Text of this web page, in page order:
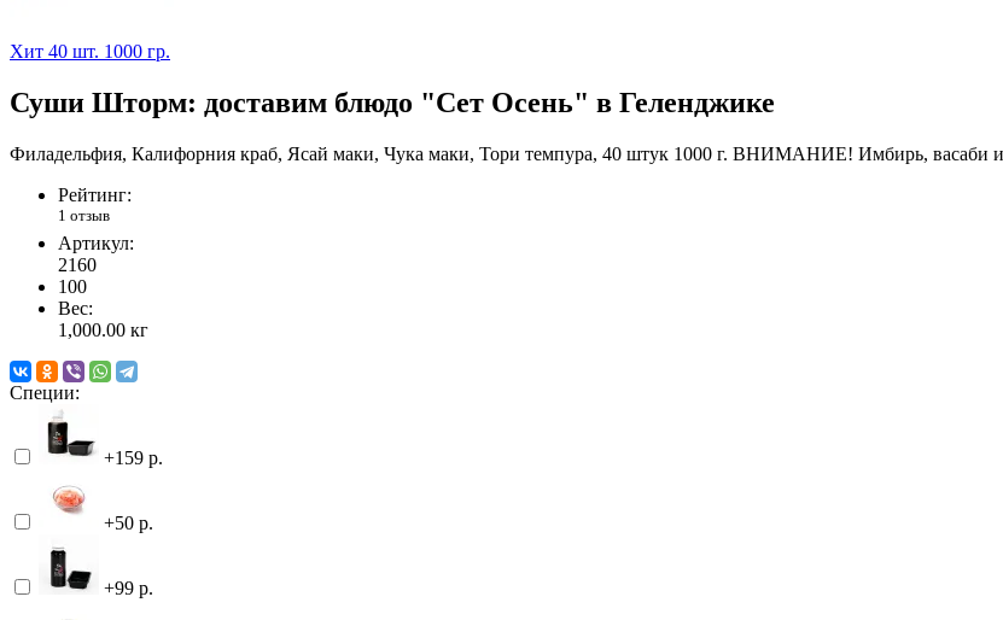
Хит 40 шт. 1000 гр.
Суши Шторм: доставим блюдо "Сет Осень" в Геленджике
Филадельфия, Калифорния краб, Ясай маки, Чука маки, Тори темпура, 40 штук 1000 г. ВНИМАНИЕ! Имбирь, васаби и
Рейтинг:
1 отзыв
Артикул:
2160
100
Вес:
1,000.00 кг
Специи:
+159 р.
+50 р.
+99 р.